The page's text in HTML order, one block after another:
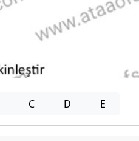
C D E